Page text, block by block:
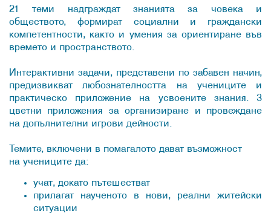
21 теми надграждат знанията за човека и
обществото, формират социални и граждански
компетентности, както и умения за ориентиране във
времето и пространството.
Интерактивни задачи, представени по забавен начин,
предизвикват любознателността на учениците и
практическо приложение на усвоените знания. 3
цветни приложения за организиране и провеждане
на допълнителни игрови дейности.
Темите, включени в помагалото дават възможност
на учениците да:
учат, докато пътешестват
прилагат наученото в нови, реални житейски
ситуации